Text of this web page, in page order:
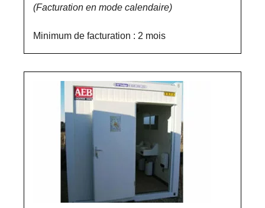
(Facturation en mode calendaire)
Minimum de facturation : 2 mois